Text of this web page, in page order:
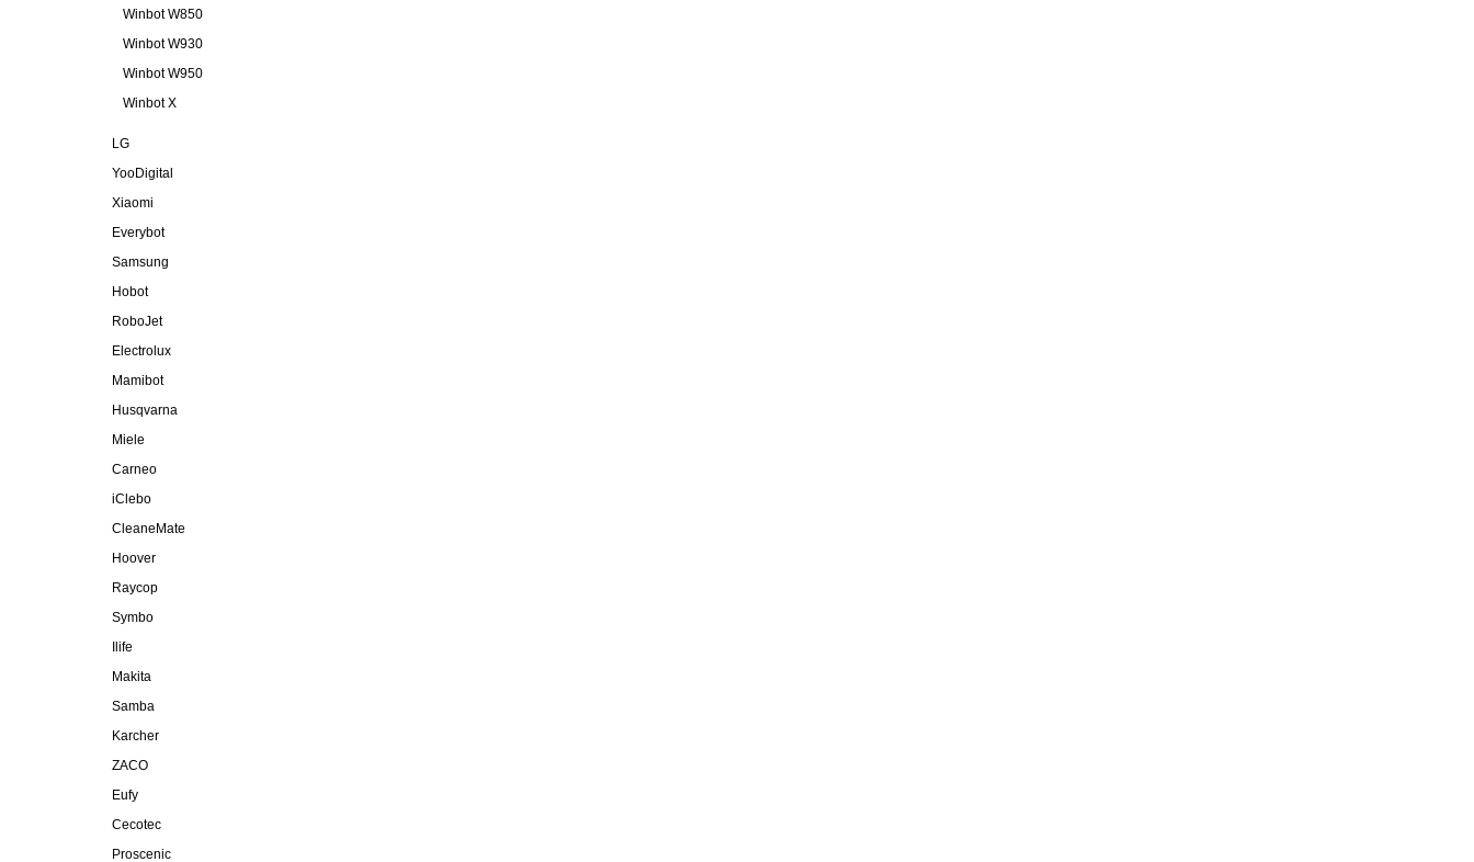
Winbot W850
Winbot W930
Winbot W950
Winbot X
LG
YooDigital
Xiaomi
Everybot
Samsung
Hobot
RoboJet
Electrolux
Mamibot
Husqvarna
Miele
Carneo
iClebo
CleaneMate
Hoover
Raycop
Symbo
Ilife
Makita
Samba
Karcher
ZACO
Eufy
Cecotec
Proscenic